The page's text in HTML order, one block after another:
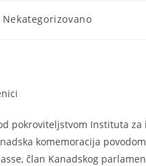
Nekategorizovano
pokroviteljstvom Instituta
komemoracija
član Kanadskog